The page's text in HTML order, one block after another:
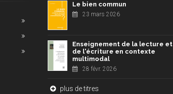
Le bien commun
23 mars 2026
Enseignement de la lecture et
de l'écriture en contexte
multimodal
28 févr. 2026
plus de titres